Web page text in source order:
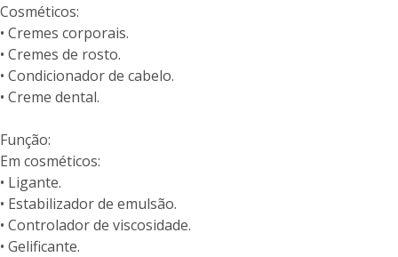
Cosméticos:
• Cremes corporais.
• Cremes de rosto.
• Condicionador de cabelo.
• Creme dental.
Função:
Em cosméticos:
• Ligante.
• Estabilizador de emulsão.
• Controlador de viscosidade.
• Gelificante.